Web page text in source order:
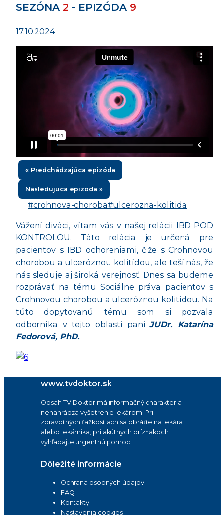
SEZÓNA 2 - EPIZÓDA 9
17.10.2024
« Predchádzajúca epizóda
Nasledujúca epizóda »
#crohnova-choroba#ulcerozna-kolitida
Vážení diváci, vítam vás v našej relácii IBD POD
KONTROLOU. Táto relácia je určená pre
pacientov s IBD ochoreniami, čiže s Crohnovou
chorobou a ulceróznou kolitídou, ale teší nás, že
nás sleduje aj široká verejnosť. Dnes sa budeme
rozprávať na tému Sociálne práva pacientov s
Crohnovou chorobou a ulceróznou kolitídou. Na
túto dopytovanú tému som si pozvala
odborníka v tejto oblasti paniJUDr. Katarína
Fedorová, PhD..
www.tvdoktor.sk
Obsah TV Doktor má informačný charakter a
nenahrádza vyšetrenie lekárom. Pri
zdravotných ťažkostiach sa obráťte na lekára
alebo lekárnika; pri akútnych príznakoch
vyhľadajte urgentnú pomoc.
Dôležité informácie
Ochrana osobných údajov
FAQ
Kontakty
Nastavenia cookies